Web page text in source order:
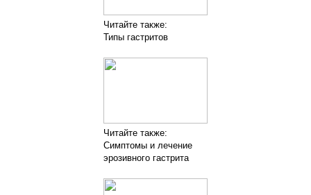
Читайте также:
Типы гастритов
Читайте также:
Симптомы и лечение
эрозивного гастрита